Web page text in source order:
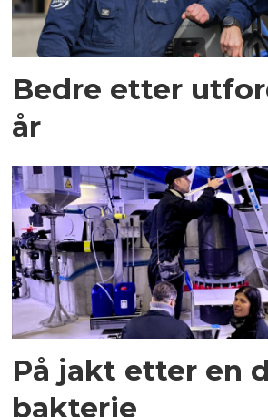
Bedre etter
år
På jakt etter en
bakterie